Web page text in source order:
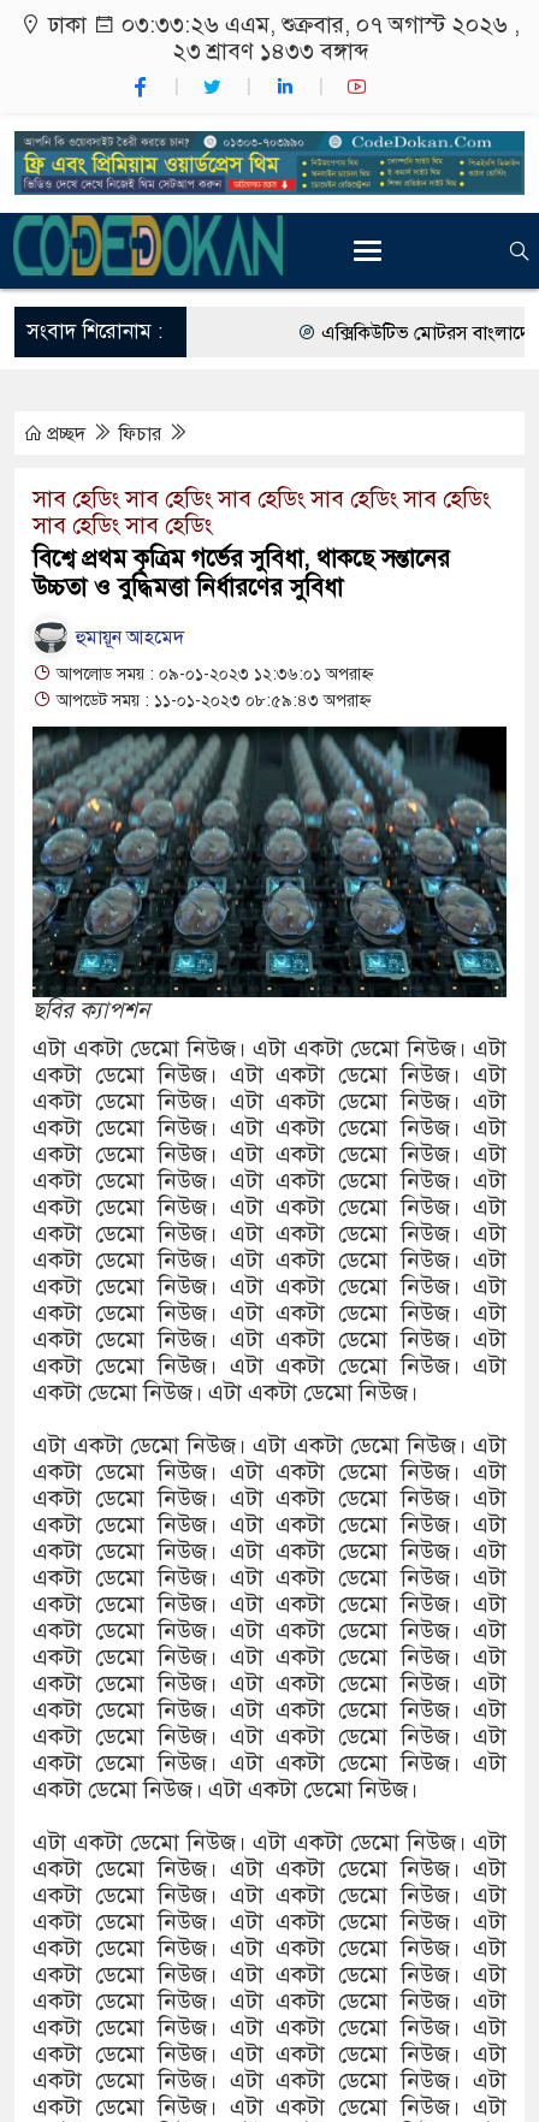
ঢাকা ০৩:৩৩:২৭ এএম, শুক্রবার, ০৭ অগাস্ট ২০২৬ ,
২৩ শ্রাবণ ১৪৩৩ বঙ্গাব্দ
সংবাদ শিরোনাম : এক্সিকিউটিভ মোটরস বাংলাদেশে
বাংলাদেশের তৈরি পোশাকের বড়
রাষ্ট্রদূত
বাংলাদেশের পাসপোর্টের মান অনেক
প্রচ্ছদ ফিচার
সাব হেডিং সাব হেডিং সাব হেডিং সাব হেডিং সাব হেডিং
সাব হেডিং সাব হেডিং
বিশ্বে প্রথম কৃত্রিম গর্ভের সুবিধা, থাকছে সন্তানের
উচ্চতা ও বুদ্ধিমত্তা নির্ধারণের সুবিধা
হুমায়ূন আহমেদ
আপলোড সময় : ০৯-০১-২০২৩ ১২:৩৬:০১ অপরাহ্ন
আপডেট সময় : ১১-০১-২০২৩ ০৮:৫৯:৪৩ অপরাহ্ন
ছবির ক্যাপশন
এটা একটা ডেমো নিউজ। এটা একটা ডেমো নিউজ। এটা
একটা ডেমো নিউজ। এটা একটা ডেমো নিউজ। এটা
একটা ডেমো নিউজ। এটা একটা ডেমো নিউজ। এটা
একটা ডেমো নিউজ। এটা একটা ডেমো নিউজ। এটা
একটা ডেমো নিউজ। এটা একটা ডেমো নিউজ। এটা
একটা ডেমো নিউজ। এটা একটা ডেমো নিউজ। এটা
একটা ডেমো নিউজ। এটা একটা ডেমো নিউজ। এটা
একটা ডেমো নিউজ। এটা একটা ডেমো নিউজ। এটা
একটা ডেমো নিউজ। এটা একটা ডেমো নিউজ। এটা
একটা ডেমো নিউজ। এটা একটা ডেমো নিউজ। এটা
একটা ডেমো নিউজ। এটা একটা ডেমো নিউজ। এটা
একটা ডেমো নিউজ। এটা একটা ডেমো নিউজ। এটা
একটা ডেমো নিউজ। এটা একটা ডেমো নিউজ। এটা
একটা ডেমো নিউজ। এটা একটা ডেমো নিউজ।
এটা একটা ডেমো নিউজ। এটা একটা ডেমো নিউজ। এটা
একটা ডেমো নিউজ। এটা একটা ডেমো নিউজ। এটা
একটা ডেমো নিউজ। এটা একটা ডেমো নিউজ। এটা
একটা ডেমো নিউজ। এটা একটা ডেমো নিউজ। এটা
একটা ডেমো নিউজ। এটা একটা ডেমো নিউজ। এটা
একটা ডেমো নিউজ। এটা একটা ডেমো নিউজ। এটা
একটা ডেমো নিউজ। এটা একটা ডেমো নিউজ। এটা
একটা ডেমো নিউজ। এটা একটা ডেমো নিউজ। এটা
একটা ডেমো নিউজ। এটা একটা ডেমো নিউজ। এটা
একটা ডেমো নিউজ। এটা একটা ডেমো নিউজ। এটা
একটা ডেমো নিউজ। এটা একটা ডেমো নিউজ। এটা
একটা ডেমো নিউজ। এটা একটা ডেমো নিউজ। এটা
একটা ডেমো নিউজ। এটা একটা ডেমো নিউজ। এটা
একটা ডেমো নিউজ। এটা একটা ডেমো নিউজ।
এটা একটা ডেমো নিউজ। এটা একটা ডেমো নিউজ। এটা
একটা ডেমো নিউজ। এটা একটা ডেমো নিউজ। এটা
একটা ডেমো নিউজ। এটা একটা ডেমো নিউজ। এটা
একটা ডেমো নিউজ। এটা একটা ডেমো নিউজ। এটা
একটা ডেমো নিউজ। এটা একটা ডেমো নিউজ। এটা
একটা ডেমো নিউজ। এটা একটা ডেমো নিউজ। এটা
একটা ডেমো নিউজ। এটা একটা ডেমো নিউজ। এটা
একটা ডেমো নিউজ। এটা একটা ডেমো নিউজ। এটা
একটা ডেমো নিউজ। এটা একটা ডেমো নিউজ। এটা
একটা ডেমো নিউজ। এটা একটা ডেমো নিউজ। এটা
একটা ডেমো নিউজ। এটা একটা ডেমো নিউজ। এটা